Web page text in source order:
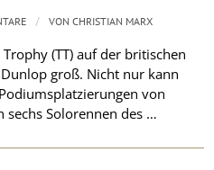
(TT) auf der britischen
groß. Nicht nur kann
von
Solorennen des …
/ VONCHRISTIAN MARX